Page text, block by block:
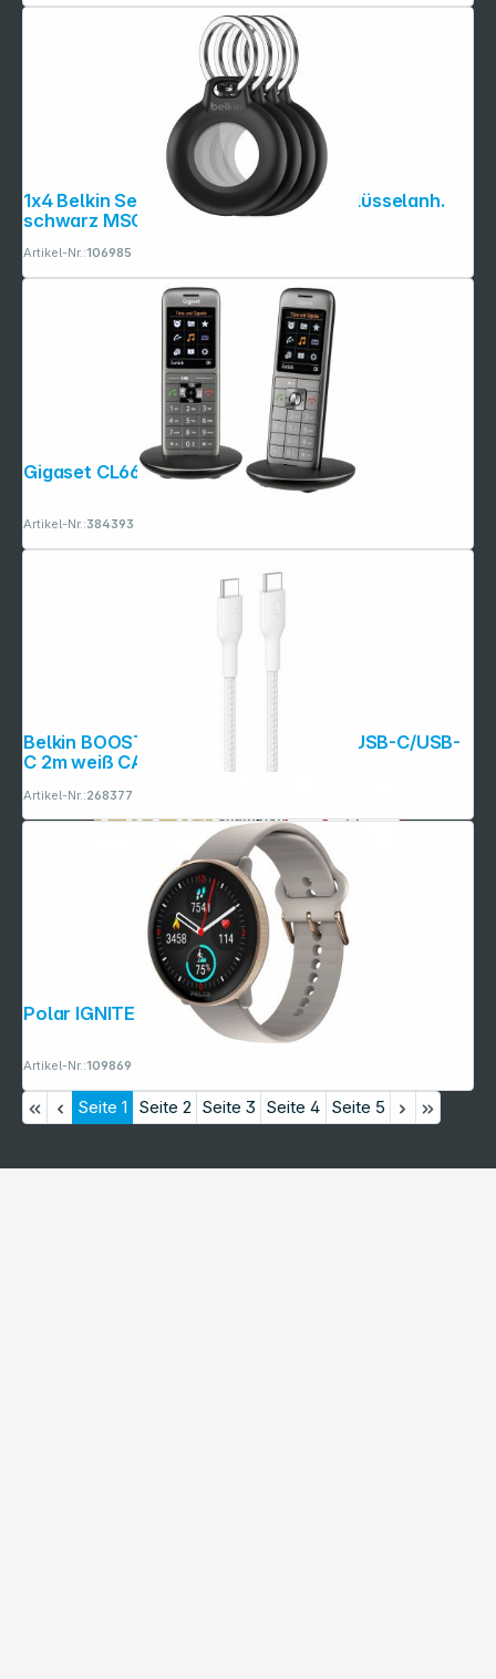
1x4 Belkin Secure Holder wasserf Schlüsselanh.
schwarz MSC015btBK
Artikel-Nr.:106985
Gigaset CL660 HX Duo anthrazit
Artikel-Nr.:384393
Belkin BOOSTCHARGE gefl.Kab. 60W USB-C/USB-
C 2m weiß CAB024hq2mWH
Artikel-Nr.:268377
Polar IGNITE 3 S-L greige sand
Artikel-Nr.:109869
Seite 1 Seite 2 Seite 3 Seite 4 Seite 5
Copyright © 2001 - 2026 dexxIT. Alle Rechte vorbehalten.